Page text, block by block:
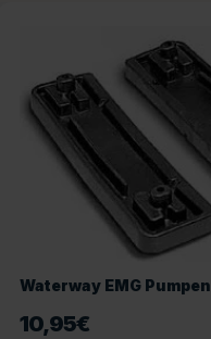
Wéau Spa-Filter SC720
35,95€